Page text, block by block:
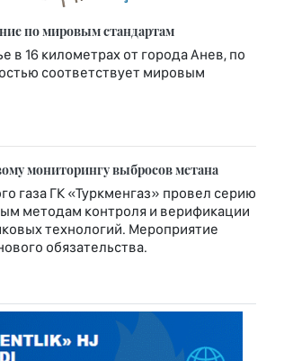
по мировым стандартам
в 16 километрах от города Анев, по
соответствует мировым
мониторингу выбросов метана
газа ГК «Туркменгаз» провел серию
методам контроля и верификации
технологий. Мероприятие
обязательства.